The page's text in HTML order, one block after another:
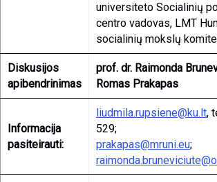
universiteto Socialinių
centro vadovas, LMT
socialinių mokslų
Diskusijos
apibendrinimas
prof. dr. Raimonda
Romas Prakapas
Informacija
pasiteirauti:
liudmila.rupsiene@ku.lt,
529;
prakapas@mruni.eu;